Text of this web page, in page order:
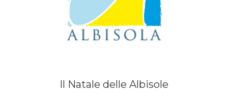
Il Natale delle Albisole